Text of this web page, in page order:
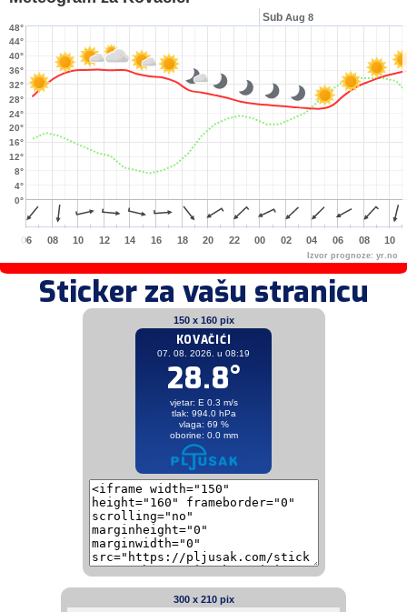
Izvor prognoze: yr.no
0°
4°
8°
12°
16°
20°
24°
28°
32°
36°
40°
44°
48°
06 08 10 12 14 16 18 20 22 00 02 04 06 08 10
Sub Aug 8
Sticker za vašu stranicu
150 x 160 pix
300 x 210 pix